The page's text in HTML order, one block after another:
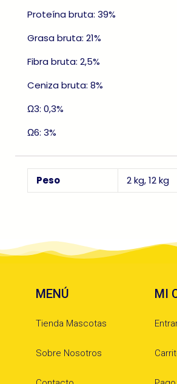
Proteína bruta: 39%
Grasa bruta: 21%
Fibra bruta: 2,5%
Ceniza bruta: 8%
Ω3: 0,3%
Ω6: 3%
Peso 2 kg, 12 kg
MENÚ
Tienda Mascotas
Sobre Nosotros
MI